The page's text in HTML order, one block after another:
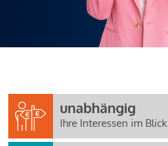
unabhängig
Ihre Interessen im Blick